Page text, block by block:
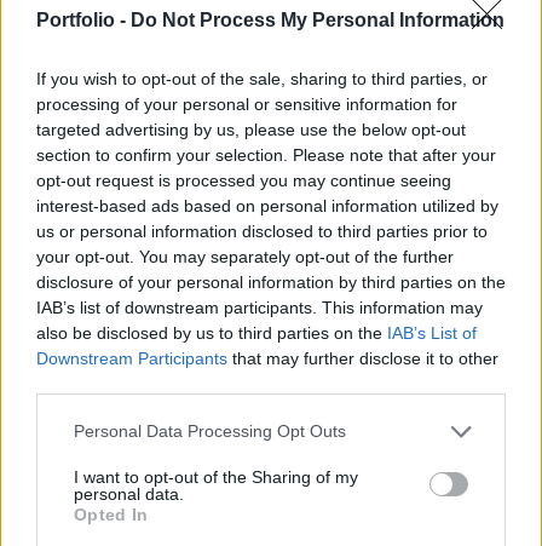
Portfolio - Do Not Process My Personal Information
If you wish to opt-out of the sale, sharing to third parties, or
processing of your personal or sensitive information for
targeted advertising by us, please use the below opt-out
section to confirm your selection. Please note that after your
opt-out request is processed you may continue seeing
interest-based ads based on personal information utilized by
us or personal information disclosed to third parties prior to
your opt-out. You may separately opt-out of the further
disclosure of your personal information by third parties on the
IAB’s list of downstream participants. This information may
also be disclosed by us to third parties on the IAB’s List of
Downstream Participants that may further disclose it to other
Personal Data Processing Opt Outs
I want to opt-out of the Sharing of my
personal data.
Opted In
hivatkozva.
A büntetések személyenként néhány ezer dollártól több
mint 1 millió dollárig terjednek. Az összeget egy
pontrendszer alapján határozták meg, amely figyelembe
veszi a cégnél betöltött pozíciót, az elküldött üzenetek
számát, illetve, hogy kaptak-e már korábban
figyelmeztetést. Az összegeket korábbi bónuszok
visszakövetelésével vagy a jövőben esedékes fizetések
levonásával...
KEDVES OLVASÓNK!
tartozik, melynek olvasása előfizetéses
regisztrációhoz kötött.
Az előfizetés a következőket tartalmazza: